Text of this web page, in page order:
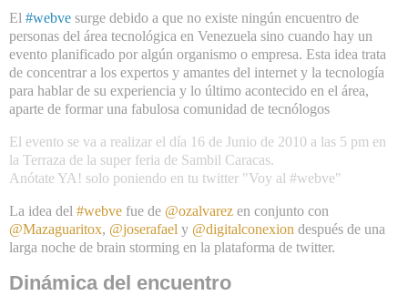
El #webve surge debido a que no existe ningún encuentro de
personas del área tecnológica en Venezuela sino cuando hay un
evento planificado por algún organismo o empresa. Esta idea trata
de concentrar a los expertos y amantes del internet y la tecnología
para hablar de su experiencia y lo último acontecido en el área,
aparte de formar una fabulosa comunidad de tecnólogos
El evento se va a realizar el día 16 de Junio de 2010 a las 5 pm en
la Terraza de la super feria de Sambil Caracas.
Anótate YA! solo poniendo en tu twitter "Voy al #webve"
La idea del #webve fue de @ozalvarez en conjunto con
@Mazaguaritox, @joserafael y @digitalconexion después de una
larga noche de brain storming en la plataforma de twitter.
Dinámica del encuentro